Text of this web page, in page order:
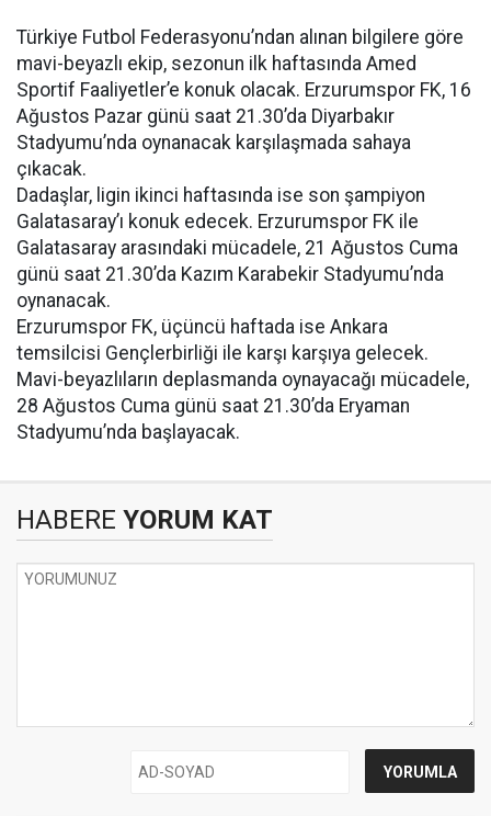
Türkiye Futbol Federasyonu’ndan alınan bilgilere göre
mavi-beyazlı ekip, sezonun ilk haftasında Amed
Sportif Faaliyetler’e konuk olacak. Erzurumspor FK, 16
Ağustos Pazar günü saat 21.30’da Diyarbakır
Stadyumu’nda oynanacak karşılaşmada sahaya
çıkacak.
Dadaşlar, ligin ikinci haftasında ise son şampiyon
Galatasaray’ı konuk edecek. Erzurumspor FK ile
Galatasaray arasındaki mücadele, 21 Ağustos Cuma
günü saat 21.30’da Kazım Karabekir Stadyumu’nda
oynanacak.
Erzurumspor FK, üçüncü haftada ise Ankara
temsilcisi Gençlerbirliği ile karşı karşıya gelecek.
Mavi-beyazlıların deplasmanda oynayacağı mücadele,
28 Ağustos Cuma günü saat 21.30’da Eryaman
Stadyumu’nda başlayacak.
HABERE YORUM KAT